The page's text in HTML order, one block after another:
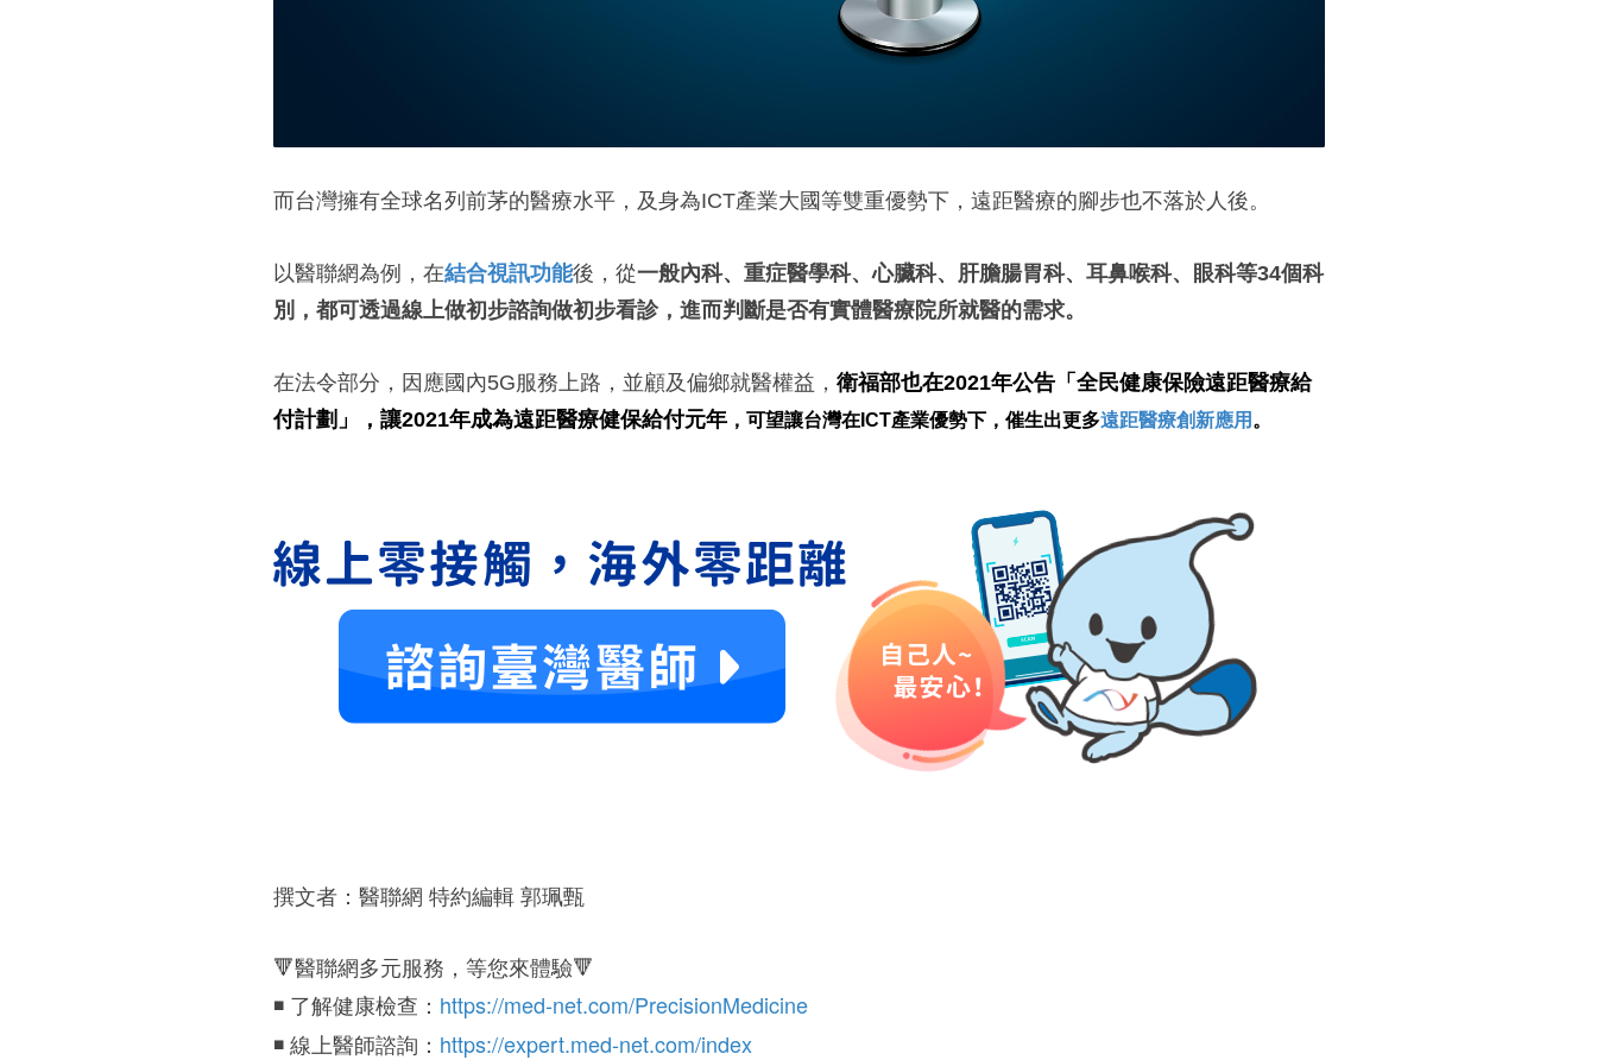
而台灣擁有全球名列前茅的醫療水平，及身為ICT產業大國等雙重優勢下，遠距醫療的腳步也不落於人後。
以醫聯網為例，在結合視訊功能後，從一般內科、 重症醫學科、心臟科、 肝膽腸胃科、 耳鼻喉科、 眼科等34個科
別 ，都可透過線上做初步諮詢做初步看診，進而判斷是否有實體醫療院所就醫的需求。
在法令部分，因應國內5G服務上路，並顧及偏鄉就醫權益， 衛福部也在2021年公告「全民健康保險遠距醫療給
付計劃」，讓2021年成為遠距醫療健保給付元年，可望讓台灣在ICT產業優勢下，催生出更多遠距醫療創新應用 。
撰文者：醫聯網 特約編輯 郭珮甄
🔻醫聯網多元服務，等您來體驗🔻
◾️ 了解健康檢查： https://med-net.com/PrecisionMedicine
◾️ 線上醫師諮詢： https://expert.med-net.com/index